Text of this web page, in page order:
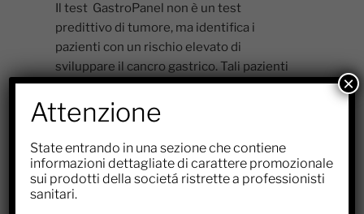
Il test GastroPanel non è un test
predittivo di tumore, ma identifica i
pazienti con un rischio elevato di
sviluppare il cancro gastrico. Tali pazienti
possono essere sottoposti ad ulteriori
esami e, se necessario, ad un regolare
monitoraggio per la diagnosi precoce di
un eventuale tumore.
5) E’ necessario eseguire dopo
Attenzione
State entrando in una sezione che contiene
informazioni dettagliate di carattere promozionale
sui prodotti della societá ristrette a professionisti
sanitari.
×